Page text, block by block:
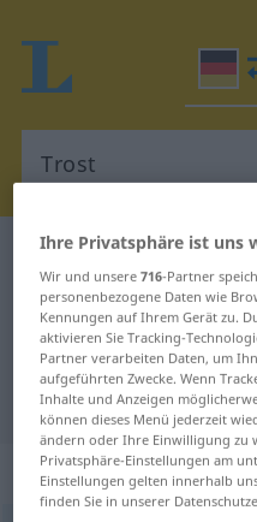
Deutsch-Türkisch
Deutsch-
"Trost"
"Trost"
„Trost“:
Ihre Privatsphäre ist uns
Wir und unsere716-Partner
personenbezogene Daten wie
Kennungen auf Ihrem Gerät zu.
aktivieren Sie Tracking-
Partner verarbeiten Daten, um
aufgeführten Zwecke. Wenn
Inhalte und Anzeigen
können dieses Menü jederzeit
ändern oder Ihre Einwilligung zu
Privatsphäre-Einstellungen am
Einstellungen gelten innerhalb
finden Sie in unserer